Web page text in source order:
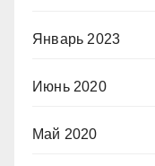
Январь 2023
Июнь 2020
Май 2020